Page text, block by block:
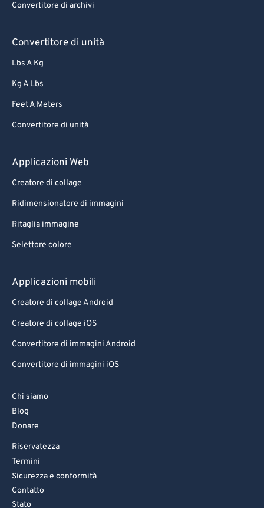
Convertitore di archivi
Convertitore di unità
Lbs A Kg
Kg A Lbs
Feet A Meters
Convertitore di unità
Applicazioni Web
Creatore di collage
Ridimensionatore di immagini
Ritaglia immagine
Selettore colore
Applicazioni mobili
Creatore di collage Android
Creatore di collage iOS
Convertitore di immagini Android
Convertitore di immagini iOS
Chi siamo
Blog
Donare
Riservatezza
Termini
Sicurezza e conformità
Contatto
Stato